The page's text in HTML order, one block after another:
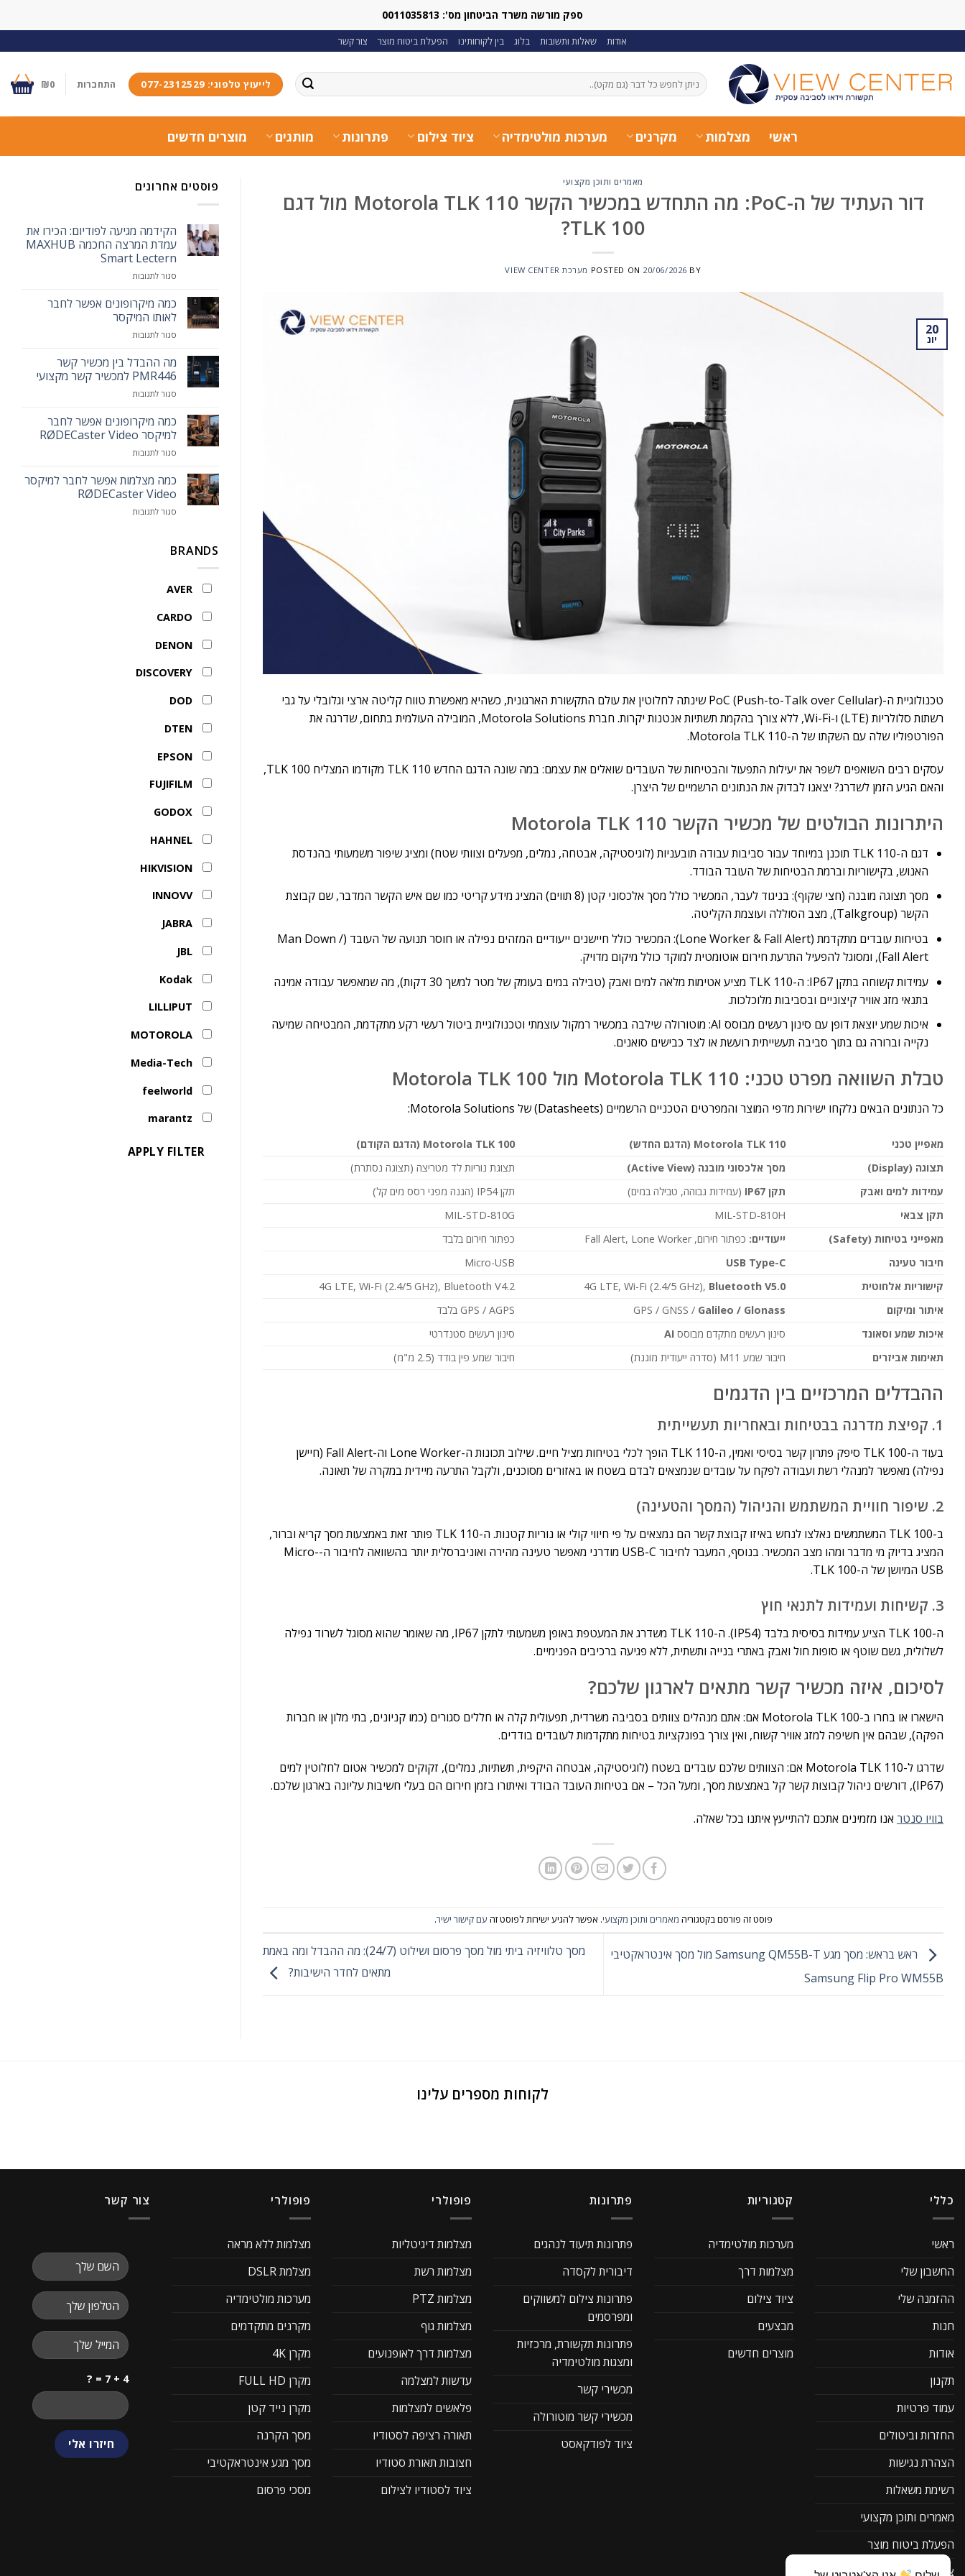
ספק מורשה משרד הביטחון מס': 0011035813
אודות שאלות ותשובות בלוג בין לקוחותינו הפעלת ביטוח מוצר צור קשר
חיפוש
עבור:
לייעוץ טלפוני: 077-2312529 התחברות ₪0
ראשי מצלמות מקרנים מערכות מולטימדיה ציוד צילום פתרונות מותגים מוצרים חדשים
מאמרים ותוכן מקצועי
דור העתיד של ה-PoC: מה התחדש במכשיר הקשר Motorola TLK 110 מול דגם
TLK 100?
POSTED ON 20/06/2026 BY מערכת VIEW CENTER
20
יונ
טכנולוגיית ה-(PoC (Push-to-Talk over Cellular שינתה לחלוטין את עולם התקשורת הארגונית, כשהיא מאפשרת טווח קליטה ארצי וגלובלי על גבי
רשתות סלולריות (LTE) ו-Wi-Fi, ללא צורך בהקמת תשתיות אנטנות יקרות. חברת Motorola Solutions, המובילה העולמית בתחום, שדרגה את
הפורטפוליו שלה עם השקתו של ה-Motorola TLK 110.
עסקים רבים השואפים לשפר את יעילות התפעול והבטיחות של העובדים שואלים את עצמם: במה שונה הדגם החדש TLK 110 מקודמו המצליח TLK 100,
והאם הגיע הזמן לשדרג? יצאנו לבדוק את הנתונים הרשמיים של היצרן.
היתרונות הבולטים של מכשיר הקשר Motorola TLK 110
דגם ה-TLK 110 תוכנן במיוחד עבור סביבות עבודה תובעניות (לוגיסטיקה, אבטחה, נמלים, מפעלים וצוותי שטח) ומציג שיפור משמעותי בהנדסת
האנוש, בקישוריות וברמת הבטיחות של העובד הבודד.
מסך תצוגה מובנה (חצי שקוף): בניגוד לעבר, המכשיר כולל מסך אלכסוני קטן (8 תווים) המציג מידע קריטי כמו שם איש הקשר המדבר, שם קבוצת
הקשר (Talkgroup), מצב הסוללה ועוצמת הקליטה.
בטיחות עובדים מתקדמת (Lone Worker & Fall Alert): המכשיר כולל חיישנים ייעודיים המזהים נפילה או חוסר תנועה של העובד (Man Down /
Fall Alert), ומסוגל להפעיל התרעת חירום אוטומטית למוקד כולל מיקום מדויק.
עמידות קשוחה בתקן IP67: ה-TLK 110 מציע אטימות מלאה למים ואבק (טבילה במים בעומק של מטר למשך 30 דקות), מה שמאפשר עבודה אמינה
בתנאי מזג אוויר קיצוניים ובסביבות מלוכלכות.
איכות שמע יוצאת דופן עם סינון רעשים מבוסס AI: מוטורולה שילבה במכשיר רמקול עוצמתי וטכנולוגיית ביטול רעשי רקע מתקדמת, המבטיחה שמיעה
נקייה וברורה גם בתוך סביבה תעשייתית רועשת או לצד כבישים סואנים.
טבלת השוואה מפרט טכני: Motorola TLK 110 מול Motorola TLK 100
כל הנתונים הבאים נלקחו ישירות מדפי המוצר והמפרטים הטכניים הרשמיים (Datasheets) של Motorola Solutions:
מאפיין טכני Motorola TLK 110 ( הדגם החדש)
Motorola TLK 100 ( הדגם הקודם)
תצוגה (Display) מסך אלכסוני מובנה (Active View)
תצוגת נוריות לד מטריצה (תצוגה נסתרת)
עמידות למים ואבק
תקן IP67 (עמידות גבוהה, טבילה במים)
תקן IP54 (הגנה מפני רסס מים קל)
תקן צבאי
MIL-STD-810H
MIL-STD-810G
מאפייני בטיחות (Safety) ייעודיים: כפתור חירום, Fall Alert, Lone Worker
כפתור חירום בלבד
חיבור טעינה
USB Type-C
Micro-USB
קישוריות אלחוטית
4G LTE, Wi-Fi (2.4/5 GHz), Bluetooth V5.0
4G LTE, Wi-Fi (2.4/5 GHz), Bluetooth V4.2
איתור ומיקום
GPS / GNSS / Galileo / Glonass
GPS / AGPS בלבד
איכות שמע וסאונד
סינון רעשים מתקדם מבוססAI
סינון רעשים סטנדרטי
תאימות אביזרים
חיבור שמע M11 (סדרה ייעודית מוגנת) חיבור שמע פין בודד (2.5 מ"מ)
ההבדלים המרכזיים בין הדגמים
1. קפיצת מדרגה בבטיחות ובאחריות תעשייתית
בעוד ה-TLK 100 סיפק פתרון קשר בסיסי ואמין, ה-TLK 110 הופך לכלי בטיחות מציל חיים. שילוב תכונות ה-Lone Worker וה-Fall Alert (חיישן
נפילה) מאפשר למנהלי רשת ועבודה לפקח על עובדים שנמצאים לבדם בשטח או באזורים מסוכנים, ולקבל התרעה מיידית במקרה של תאונה.
2. שיפור חוויית המשתמש והניהול (המסך והטעינה)
ב-TLK 100 המשתמשים נאלצו לנחש באיזו קבוצת קשר הם נמצאים על פי חיווי קולי או נוריות קטנות. ה-TLK 110 פותר זאת באמצעות מסך קריא וברור,
המציג בדיוק מי מדבר ומהו מצב המכשיר. בנוסף, המעבר לחיבור USB-C מודרני מאפשר טעינה מהירה ואוניברסלית יותר בהשוואה לחיבור ה-Micro-
USB המיושן של ה-TLK 100.
3. קשיחות ועמידות לתנאי חוץ
ה-TLK 100 הציע עמידות בסיסית בלבד (IP54). ה-TLK 110 משדרג את המעטפת באופן משמעותי לתקן IP67, מה שאומר שהוא מסוגל לשרוד נפילה
לשלולית, גשם שוטף או סופות חול ואבק באתרי בנייה ותשתית, ללא פגיעה ברכיבים הפנימיים.
לסיכום, איזה מכשיר קשר מתאים לארגון שלכם?
הישארו או בחרו ב-Motorola TLK 100 אם: אתם מנהלים צוותים בסביבה משרדית, תפעולית קלה או חללים סגורים (כמו קניונים, בתי מלון או חברות
הפקה), שבהם אין חשיפה למזג אוויר קשוח, ואין צורך בפונקציות בטיחות מתקדמות לעובדים בודדים.
שדרגו ל-Motorola TLK 110 אם: הצוותים שלכם עובדים בשטח (לוגיסטיקה, אבטחה היקפית, תשתיות, נמלים), זקוקים למכשיר אטום לחלוטין למים
(IP67), דורשים ניהול קבוצות קשר קל באמצעות מסך, ומעל הכל – אם בטיחות העובד הבודד ואיתורו בזמן חירום הם בעלי חשיבות עליונה בארגון שלכם.
בוויו סנטר אנו מזמינים אתכם להתייעץ איתנו בכל שאלה.
פוסט זה פורסם בקטגוריה מאמרים ותוכן מקצועי. אפשר להגיע ישירות לפוסט זה עם קישור ישיר.
ראש בראש: מסך מגע Samsung QM55B-T מול מסך אינטראקטיבי
Samsung Flip Pro WM55B
מסך טלוויזיה ביתי מול מסך פרסום ושילוט (24/7): מה ההבדל ומה באמת
מתאים לחדר הישיבות?
פוסטים אחרונים
הקידמה מגיעה לפודיום: הכירו את
עמדת המרצה החכמה MAXHUB
Smart Lectern
סגור לתגובותעל
מגיעה
לפודיום:
הכירו
את
המרצה
החכמה
Smart
כמה מיקרופונים אפשר לחבר
לאותו המיקסר
סגור לתגובותעל
מיקרופונים
אפשר
לחבר
לאותו
מה ההבדל בין מכשיר קשר
PMR446 למכשיר קשר מקצועי
סגור לתגובותעל
ההבדל
בין
מכשיר
קשר
למכשיר
קשר
כמה מיקרופונים אפשר לחבר
למיקסר RØDECaster Video
סגור לתגובותעל
מיקרופונים
אפשר
לחבר
למיקסר
כמה מצלמות אפשר לחבר למיקסר
RØDECaster Video
סגור לתגובותעל
BRANDS
AVER
CARDO
DENON
DISCOVERY
DOD
DTEN
EPSON
FUJIFILM
GODOX
HAHNEL
HIKVISION
INNOVV
JABRA
JBL
Kodak
LILLIPUT
MOTOROLA
Media-Tech
feelworld
marantz
APPLY FILTER
לקוחות מספרים עלינו
כללי
ראשי
החשבון שלי
ההזמנה שלי
חנות
אודות
תקנון
עמוד פרטיות
החזרות וביטולים
הצהרת נגישות
רשימת משאלות
מאמרים ותוכן מקצועי
הפעלת ביטוח מוצר
צור קשר
קטגוריות
מערכות מולטימדיה
מצלמות דרך
ציוד צילום
מבצעים
מוצרים חדשים
פתרונות
פתרונות תיעוד לנהגים
דיבורית לקסדה
פתרונות צילום למשווקים
ומפרסמים
פתרונות תקשורת, מרכזיות
ומצגות מולטימדיה
מכשירי קשר
מכשירי קשר מוטורולה
ציוד לפודקאסט
פופולרי
מצלמות דיגיטליות
מצלמות רשת
מצלמות PTZ
מצלמות גוף
מצלמות דרך לאופנועים
עדשות למצלמה
פלאשים למצלמות
תאורה רציפה לסטודיו
חצובות תאורת סטודיו
ציוד לסטודיו לצילום
פופולרי
מצלמות ללא מראה
מצלמת DSLR
מערכות מולטימדיה
מקרנים מתקדמים
מקרן 4K
מקרן FULL HD
מקרן נייד קטן
מסך הקרנה
מסך מגע אינטראקטיבי
מסכי פרסום
צור קשר
4 + 7 = ?